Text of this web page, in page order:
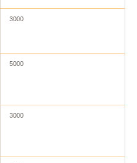
3000
5000
3000